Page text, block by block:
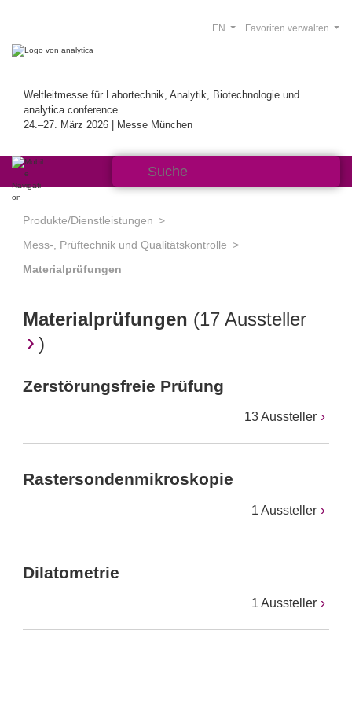
Weltleitmesse für Labortechnik, Analytik, Biotechnologie und
analytica conference
24.–27. März 2026 | Messe München
Favoriten verwalten
EN
Produkte/Dienstleistungen
Mess-, Prüftechnik und Qualitätskontrolle
Materialprüfungen
Materialprüfungen (17 Aussteller
)
Zerstörungsfreie Prüfung
13 Aussteller
Rastersondenmikroskopie
1 Aussteller
Dilatometrie
1 Aussteller